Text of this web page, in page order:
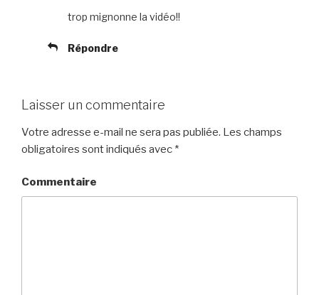
trop mignonne la vidéo!!
Répondre
Laisser un commentaire
Votre adresse e-mail ne sera pas publiée. Les champs
obligatoires sont indiqués avec *
Commentaire